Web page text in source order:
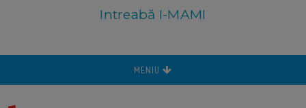
Intreabă I-MAMI
MENIU